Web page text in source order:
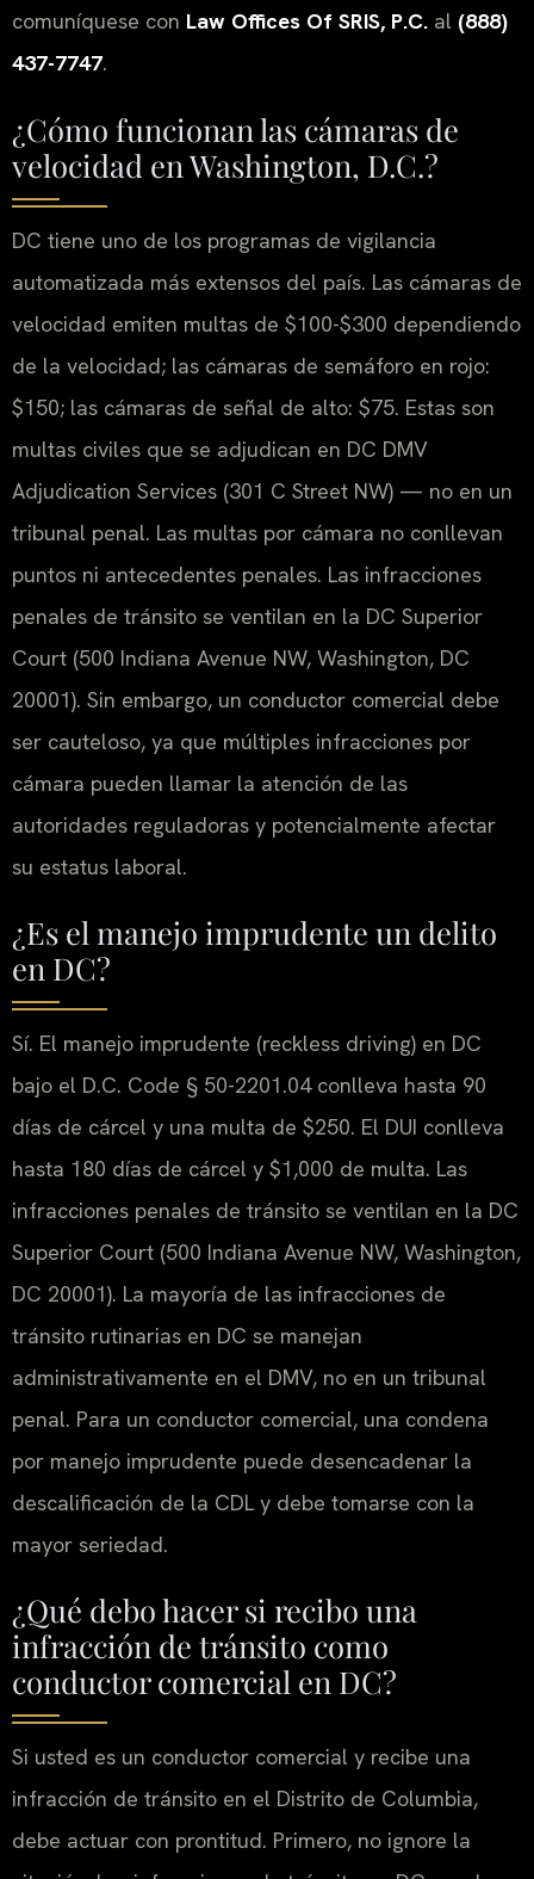
comuníquese con Law Offices Of SRIS, P.C. al (888)
437-7747.
¿Cómo funcionan las cámaras de
velocidad en Washington, D.C.?
DC tiene uno de los programas de vigilancia
automatizada más extensos del país. Las cámaras de
velocidad emiten multas de $100-$300 dependiendo
de la velocidad; las cámaras de semáforo en rojo:
$150; las cámaras de señal de alto: $75. Estas son
multas civiles que se adjudican en DC DMV
Adjudication Services (301 C Street NW) — no en un
tribunal penal. Las multas por cámara no conllevan
puntos ni antecedentes penales. Las infracciones
penales de tránsito se ventilan en la DC Superior
Court (500 Indiana Avenue NW, Washington, DC
20001). Sin embargo, un conductor comercial debe
ser cauteloso, ya que múltiples infracciones por
cámara pueden llamar la atención de las
autoridades reguladoras y potencialmente afectar
su estatus laboral.
¿Es el manejo imprudente un delito
en DC?
Sí. El manejo imprudente (reckless driving) en DC
bajo el D.C. Code § 50-2201.04 conlleva hasta 90
días de cárcel y una multa de $250. El DUI conlleva
hasta 180 días de cárcel y $1,000 de multa. Las
infracciones penales de tránsito se ventilan en la DC
Superior Court (500 Indiana Avenue NW, Washington,
DC 20001). La mayoría de las infracciones de
tránsito rutinarias en DC se manejan
administrativamente en el DMV, no en un tribunal
penal. Para un conductor comercial, una condena
por manejo imprudente puede desencadenar la
descalificación de la CDL y debe tomarse con la
mayor seriedad.
¿Qué debo hacer si recibo una
infracción de tránsito como
conductor comercial en DC?
Si usted es un conductor comercial y recibe una
infracción de tránsito en el Distrito de Columbia,
debe actuar con prontitud. Primero, no ignore la